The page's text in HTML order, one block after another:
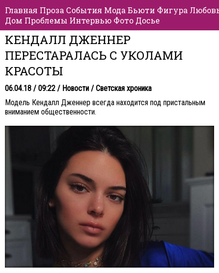
Главная Проза События Мода Бьюти Фигура
Дом Проблемы Интервью Фото Досье
КЕНДАЛЛ ДЖЕННЕР
ПЕРЕСТАРАЛАСЬ С УКОЛАМИ
КРАСОТЫ
06.04.18 / 09:22 / Новости / Светская хроника
Модель Кендалл Дженнер всегда находится под пристальным
вниманием общественности.